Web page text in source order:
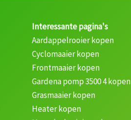
Interessante pagina's
Aardappelrooier kopen
Cyclomaaier kopen
Frontmaaier kopen
Gardena pomp 3500 4 kopen
Grasmaaier kopen
Heater kopen